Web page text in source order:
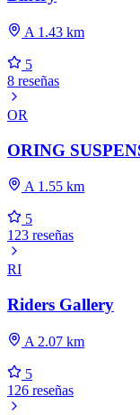
A 1.43 km
5
8 reseñas
OR
ORING
A 1.55 km
5
123 reseñas
RI
Riders Gallery
A 2.07 km
5
126 reseñas